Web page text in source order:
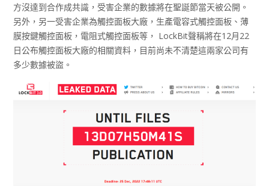
方沒達到合作成共識，受害企業的數據將在聖誕節當天被公開。
另外，另一受害企業為觸控面板大廠，生產電容式觸控面板、薄
膜按鍵觸控面板，電阻式觸控面板等， LockBit聲稱將在12月22
日公布觸控面板大廠的相關資料，目前尚未不清楚這兩家公司有
多少數據被盜。